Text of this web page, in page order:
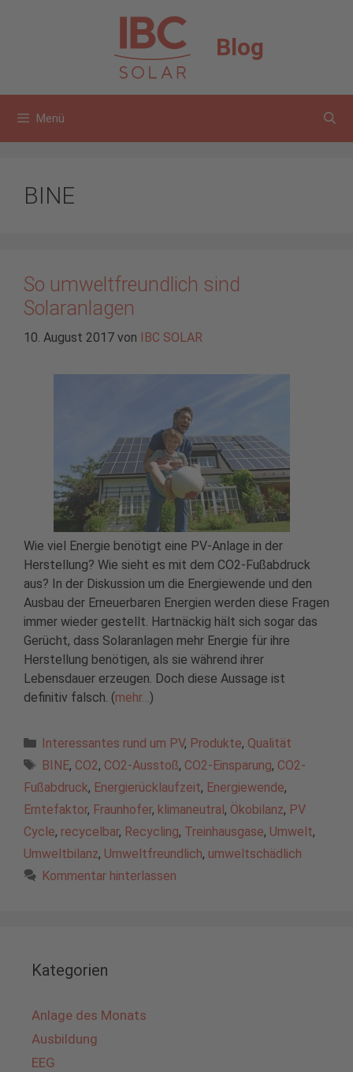
Blog
Menü
BINE
So umweltfreundlich sind
Solaranlagen
10. August 2017 von IBC SOLAR
Wie viel Energie benötigt eine PV-Anlage in der
Herstellung? Wie sieht es mit dem CO2-Fußabdruck
aus? In der Diskussion um die Energiewende und den
Ausbau der Erneuerbaren Energien werden diese Fragen
immer wieder gestellt. Hartnäckig hält sich sogar das
Gerücht, dass Solaranlagen mehr Energie für ihre
Herstellung benötigen, als sie während ihrer
Lebensdauer erzeugen. Doch diese Aussage ist
definitiv falsch. (mehr…)
Kategorien
Interessantes rund um PV, Produkte, Qualität
Schlagwörter
BINE, CO2, CO2-Ausstoß, CO2-Einsparung, CO2-
Fußabdruck, Energierücklaufzeit, Energiewende,
Erntefaktor, Fraunhofer, klimaneutral , Ökobilanz, PV
Cycle, recycelbar, Recycling, Treinhausgase, Umwelt,
Umweltbilanz, Umweltfreundlich, umweltschädlich
Kommentar hinterlassen
Kategorien
Anlage des Monats
Ausbildung
EEG